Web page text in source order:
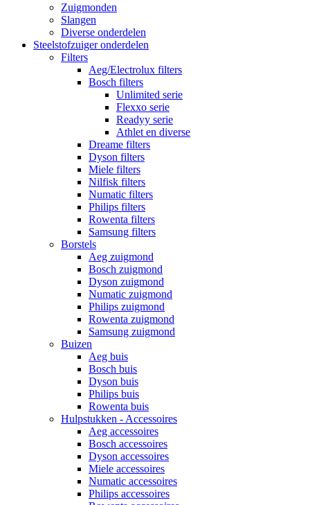
Zuigmonden
Slangen
Diverse onderdelen
Steelstofzuiger onderdelen
Filters
Aeg/Electrolux filters
Bosch filters
Unlimited serie
Flexxo serie
Readyy serie
Athlet en diverse
Dreame filters
Dyson filters
Miele filters
Nilfisk filters
Numatic filters
Philips filters
Rowenta filters
Samsung filters
Borstels
Aeg zuigmond
Bosch zuigmond
Dyson zuigmond
Numatic zuigmond
Philips zuigmond
Rowenta zuigmond
Samsung zuigmond
Buizen
Aeg buis
Bosch buis
Dyson buis
Philips buis
Rowenta buis
Hulpstukken - Accessoires
Aeg accessoires
Bosch accessoires
Dyson accessoires
Miele accessoires
Numatic accessoires
Philips accessoires